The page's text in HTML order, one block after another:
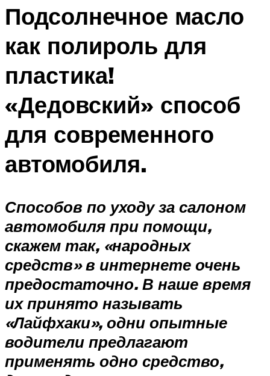
Подсолнечное масло
как полироль для
пластика!
«Дедовский» способ
для современного
автомобиля.
Способов по уходу за салоном
автомобиля при помощи,
скажем так, «народных
средств» в интернете очень
предостаточно. В наше время
их принято называть
«Лайфхаки», одни опытные
водители предлагают
применять одно средство,